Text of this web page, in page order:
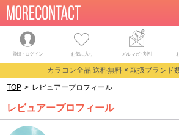
登録・ログイン お気に入り メルマガ・割引
カラコン全品 送料無料 × 取扱ブランド
TOP > レビュアープロフィール
レビュアープロフィール